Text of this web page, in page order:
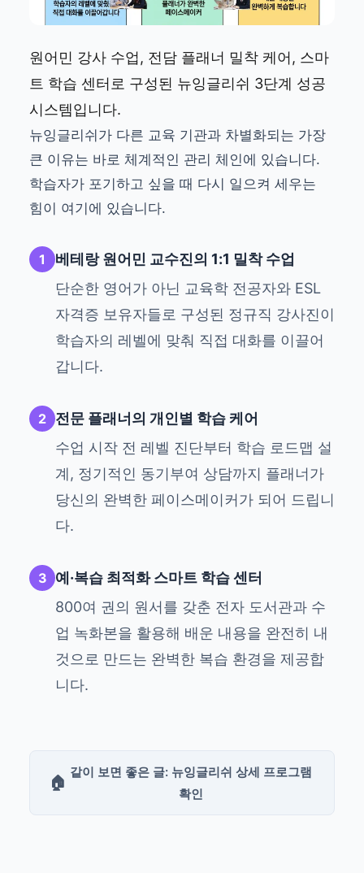
원어민 강사 수업, 전담 플래너 밀착 케어, 스마
트 학습 센터로 구성된 뉴잉글리쉬 3단계 성공
시스템입니다.
뉴잉글리쉬가 다른 교육 기관과 차별화되는 가장
큰 이유는 바로 체계적인 관리 체인에 있습니다.
학습자가 포기하고 싶을 때 다시 일으켜 세우는
힘이 여기에 있습니다.
1
베테랑 원어민 교수진의 1:1 밀착 수업
단순한 영어가 아닌 교육학 전공자와 ESL
자격증 보유자들로 구성된 정규직 강사진이
학습자의 레벨에 맞춰 직접 대화를 이끌어
갑니다.
2 전문 플래너의 개인별 학습 케어
수업 시작 전 레벨 진단부터 학습 로드맵 설
계, 정기적인 동기부여 상담까지 플래너가
당신의 완벽한 페이스메이커가 되어 드립니
다.
3 예·복습 최적화 스마트 학습 센터
800여 권의 원서를 갖춘 전자 도서관과 수
업 녹화본을 활용해 배운 내용을 완전히 내
것으로 만드는 완벽한 복습 환경을 제공합
니다.
🏠
같이 보면 좋은 글: 뉴잉글리쉬 상세 프로그램
확인